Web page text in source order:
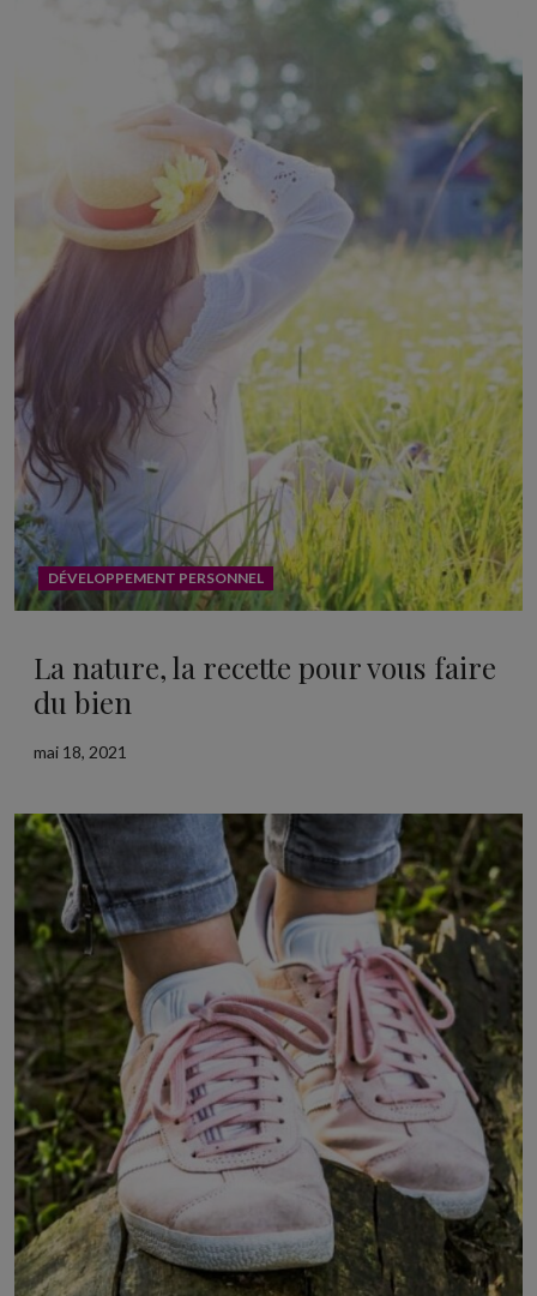
DÉVELOPPEMENT PERSONNEL
La nature, la recette pour vous faire
du bien
mai 18, 2021